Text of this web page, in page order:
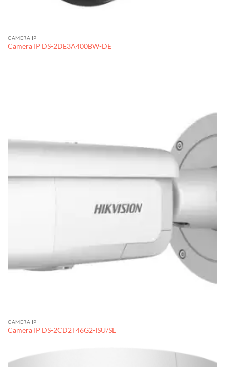
CAMERA IP
Camera IP DS-2DE3A400BW-DE
CAMERA IP
Camera IP DS-2CD2T46G2-ISU/SL